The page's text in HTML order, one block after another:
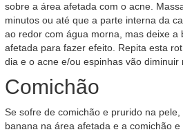
sobre a área afetada com o acne.
minutos ou até que a parte interna da
ao redor com água morna, mas deixe a
afetada para fazer efeito. Repita esta
dia e o acne e/ou espinhas vão diminuir
Comichão
Se sofre de comichão e prurido na
banana na área afetada e a comichão e